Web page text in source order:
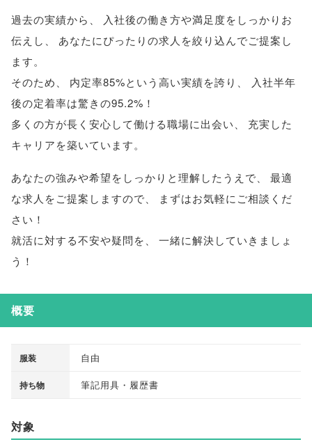
過去の実績から
入社後の働き方や満足度をしっかりお
伝えし
あなたにぴったりの求人を絞り込んでご提案し
ます。
そのため
内定率85%という高い実績を誇り
入社半年
後の定着率は驚きの95.2%！
多くの方が長く安心して働ける職場に出会い
充実した
キャリアを築いています。
あなたの強みや希望をしっかりと理解したうえで
最適
な求人をご提案しますので
まずはお気軽にご相談くだ
さい！
就活に対する不安や疑問を
一緒に解決していきましょ
う！
概要
服装 自由
持ち物 筆記用具・履歴書
対象